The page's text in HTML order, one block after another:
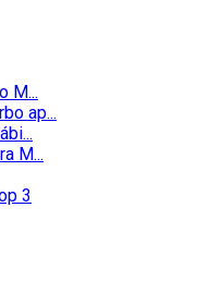
M...
ap...
M...
3